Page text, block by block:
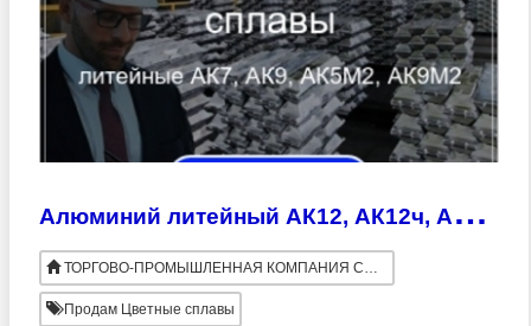
А
люминий литейный АК12, АК12ч, АК12пч, АК7, АК5М2. В НАЛИЧИИ.
ТОРГОВО-ПРОМЫШЛЕННАЯ КОМПАНИЯ СПЕЦМЕТАЛЛ
Продам Цветные сплавы